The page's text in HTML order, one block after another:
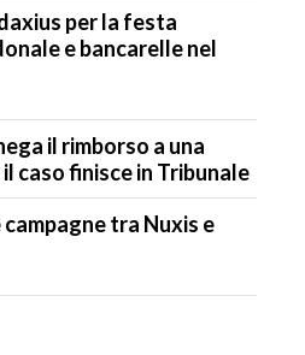
per la festa
e bancarelle nel
il rimborso a una
caso finisce in Tribunale
tra Nuxis e